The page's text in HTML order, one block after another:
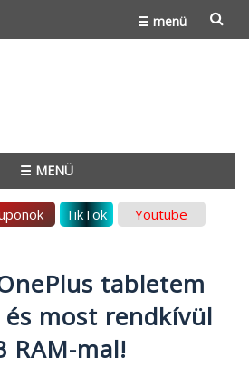
☰ menü
☰ MENÜ
TikTok Youtube
tabletem
most rendkívül
RAM-mal!